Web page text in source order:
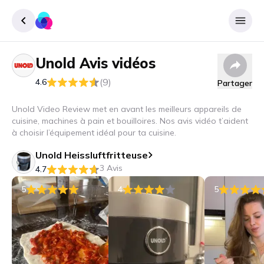
Enregister
Se connecter
Unold Avis vidéos
4.6 (9) Partager
Unold Video Review met en avant les meilleurs appareils de
cuisine, machines à pain et bouilloires. Nos avis vidéo t’aident
à choisir l’équipement idéal pour ta cuisine.
Unold Heissluftfritteuse
4.7
3 Avis
5
4 5